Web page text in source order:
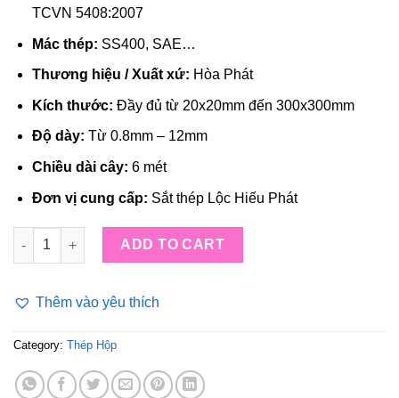
TCVN 5408:2007
Mác thép: SS400, SAE…
Thương hiệu / Xuất xứ: Hòa Phát
Kích thước: Đầy đủ từ 20x20mm đến 300x300mm
Độ dày: Từ 0.8mm – 12mm
Chiều dài cây: 6 mét
Đơn vị cung cấp: Sắt thép Lộc Hiếu Phát
Thép Hộp Hòa Phát quantity
ADD TO CART
Thêm vào yêu thích
Category: Thép Hộp